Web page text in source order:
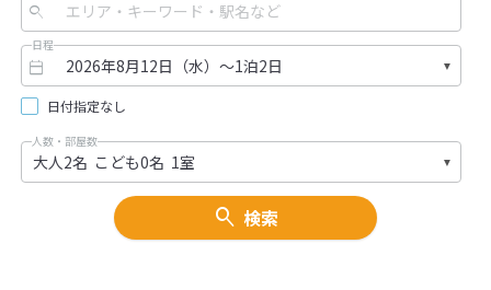
日程
日付指定なし
人数・部屋数
検索